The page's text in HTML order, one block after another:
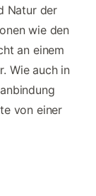
Natur der
wie den
an einem
Wie auch in
von einer